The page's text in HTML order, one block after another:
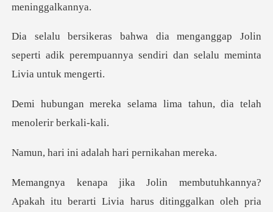
p Jolin
seperti adik perempuannya sendiri
ama lima tahun, dia tela
adalah hari pe
Apakah itu berarti Livia harus ditinggalkan